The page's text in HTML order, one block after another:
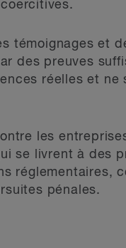
témoignages et
des preuves
réelles et
les
se livrent à des
réglementaires,
pénales.